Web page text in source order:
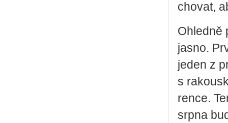
cho­vat,
Ohled­ně
jasno.
jeden z
s
ren­ce.
srpna